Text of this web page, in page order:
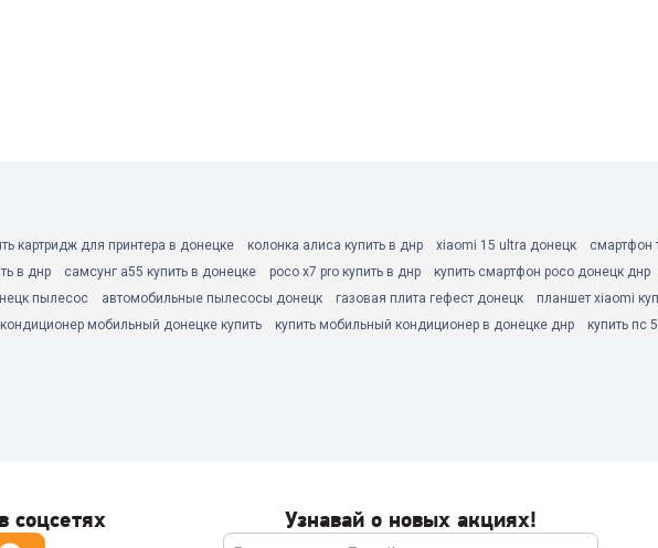
картридж для принтера в донецке колонка алиса купить в днр xiaomi 15 ultra донецк смартфон
в днр самсунг а55 купить в донецке poco x7 pro купить в днр купить смартфон poco донецк днр
пылесос автомобильные пылесосы донецк газовая плита гефест донецк планшет xiaomi
кондиционер мобильный донецке купить купить мобильный кондиционер в донецке днр купить пс
соцсетях Узнавай о новых акциях!